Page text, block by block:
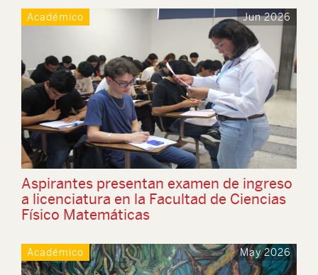
Académico Jun 2026
Aspirantes presentan examen de ingreso
a licenciatura en la Facultad de Ciencias
Físico Matemáticas
Académico May 2026